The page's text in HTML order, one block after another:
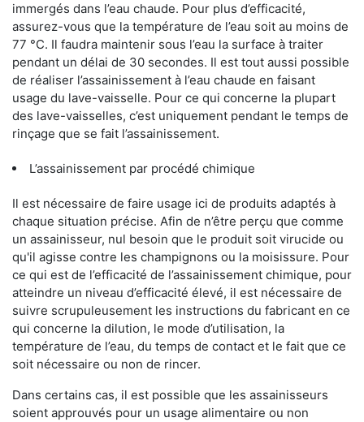
immergés dans l’eau chaude. Pour plus d’efficacité,
assurez-vous que la température de l’eau soit au moins de
77 °C. Il faudra maintenir sous l’eau la surface à traiter
pendant un délai de 30 secondes. Il est tout aussi possible
de réaliser l’assainissement à l’eau chaude en faisant
usage du lave-vaisselle. Pour ce qui concerne la plupart
des lave-vaisselles, c’est uniquement pendant le temps de
rinçage que se fait l’assainissement.
L’assainissement par procédé chimique
Il est nécessaire de faire usage ici de produits adaptés à
chaque situation précise. Afin de n’être perçu que comme
un assainisseur, nul besoin que le produit soit virucide ou
qu'il agisse contre les champignons ou la moisissure. Pour
ce qui est de l’efficacité de l’assainissement chimique, pour
atteindre un niveau d’efficacité élevé, il est nécessaire de
suivre scrupuleusement les instructions du fabricant en ce
qui concerne la dilution, le mode d’utilisation, la
température de l’eau, du temps de contact et le fait que ce
soit nécessaire ou non de rincer.
Dans certains cas, il est possible que les assainisseurs
soient approuvés pour un usage alimentaire ou non